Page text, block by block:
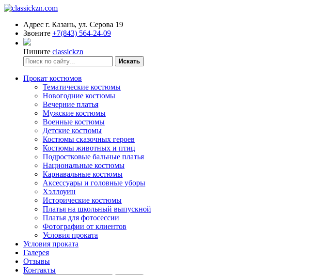
Адрес г. Казань, ул. Серова 19
Звоните +7(843) 564-24-09
Пишите classickzn
Искать
Прокат костюмов
Тематические костюмы
Новогодние костюмы
Вечерние платья
Мужские костюмы
Военные костюмы
Детские костюмы
Костюмы сказочных героев
Костюмы животных и птиц
Подростковые бальные платья
Национальные костюмы
Карнавальные костюмы
Аксессуары и головные уборы
Хэллоуин
Исторические костюмы
Платья на школьный выпускной
Платья для фотосессии
Фотографии от клиентов
Условия проката
Условия проката
Галерея
Отзывы
Контакты